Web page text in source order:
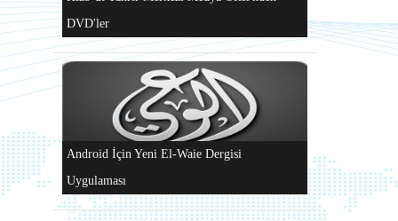
Al-Raya Gazetesi Yeniden Yayında
Hizb-ut Tahrir Merkezi Medya Ofisi'nden
DVD'ler